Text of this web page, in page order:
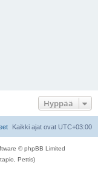
Hyppää
Kaikki ajat ovat UTC+03:00
© phpBB Limited
Pettis)